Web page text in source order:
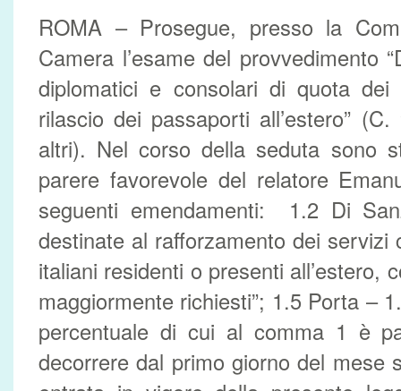
ROMA – Prosegue, presso la
Camera l’esame del provvedimento
diplomatici e consolari di quota dei
rilascio dei passaporti all’estero”
altri). Nel corso della seduta sono
parere favorevole del relatore
seguenti emendamenti: 1.2 Di
destinate al rafforzamento dei servizi
italiani residenti o presenti all’estero,
maggiormente richiesti”; 1.5 Porta –
percentuale di cui al comma 1 è
decorrere dal primo giorno del mese